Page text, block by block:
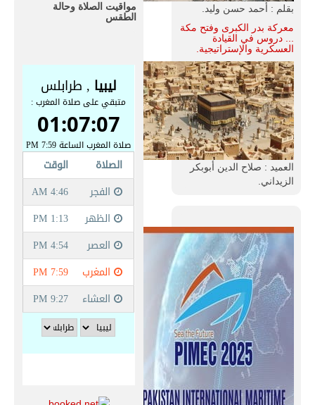
بقلم : أحمد حسن وليد.
معركة بدر الكبرى وفتح مكة
... دروس في القيادة
العسكرية والإستراتيجية.
العميد : صلاح الدين أبوبكر
الزيداني.
مواقيت الصلاة وحالة
الطقس